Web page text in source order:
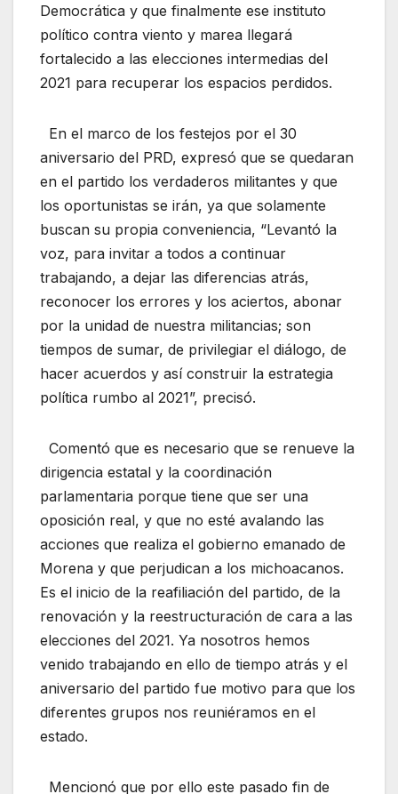
Democrática y que finalmente ese instituto
político contra viento y marea llegará
fortalecido a las elecciones intermedias del
2021 para recuperar los espacios perdidos.
En el marco de los festejos por el 30
aniversario del PRD, expresó que se quedaran
en el partido los verdaderos militantes y que
los oportunistas se irán, ya que solamente
buscan su propia conveniencia, “Levantó la
voz, para invitar a todos a continuar
trabajando, a dejar las diferencias atrás,
reconocer los errores y los aciertos, abonar
por la unidad de nuestra militancias; son
tiempos de sumar, de privilegiar el diálogo, de
hacer acuerdos y así construir la estrategia
política rumbo al 2021”, precisó.
Comentó que es necesario que se renueve la
dirigencia estatal y la coordinación
parlamentaria porque tiene que ser una
oposición real, y que no esté avalando las
acciones que realiza el gobierno emanado de
Morena y que perjudican a los michoacanos.
Es el inicio de la reafiliación del partido, de la
renovación y la reestructuración de cara a las
elecciones del 2021. Ya nosotros hemos
venido trabajando en ello de tiempo atrás y el
aniversario del partido fue motivo para que los
diferentes grupos nos reuniéramos en el
estado.
Mencionó que por ello este pasado fin de